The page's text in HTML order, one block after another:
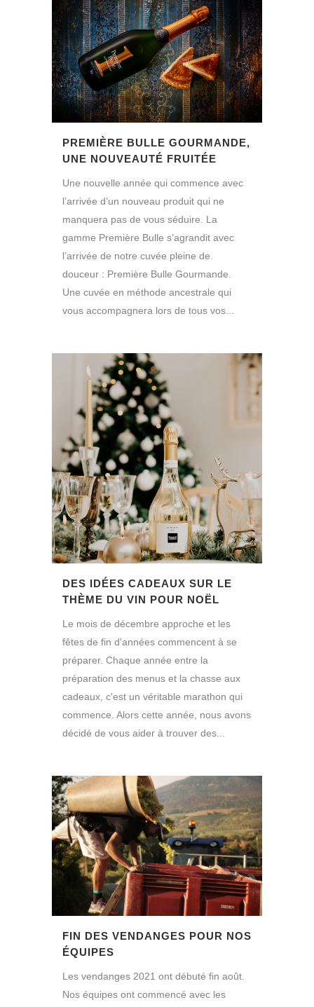
PREMIÈRE BULLE GOURMANDE,
UNE NOUVEAUTÉ FRUITÉE
Une nouvelle année qui commence avec
l’arrivée d’un nouveau produit qui ne
manquera pas de vous séduire. La
gamme Première Bulle s’agrandit avec
l’arrivée de notre cuvée pleine de
douceur : Première Bulle Gourmande.
Une cuvée en méthode ancestrale qui
vous accompagnera lors de tous vos...
DES IDÉES CADEAUX SUR LE
THÈME DU VIN POUR NOËL
Le mois de décembre approche et les
fêtes de fin d'années commencent à se
préparer. Chaque année entre la
préparation des menus et la chasse aux
cadeaux, c'est un véritable marathon qui
commence. Alors cette année, nous avons
décidé de vous aider à trouver des...
FIN DES VENDANGES POUR NOS
ÉQUIPES
Les vendanges 2021 ont débuté fin août.
Nos équipes ont commencé avec les